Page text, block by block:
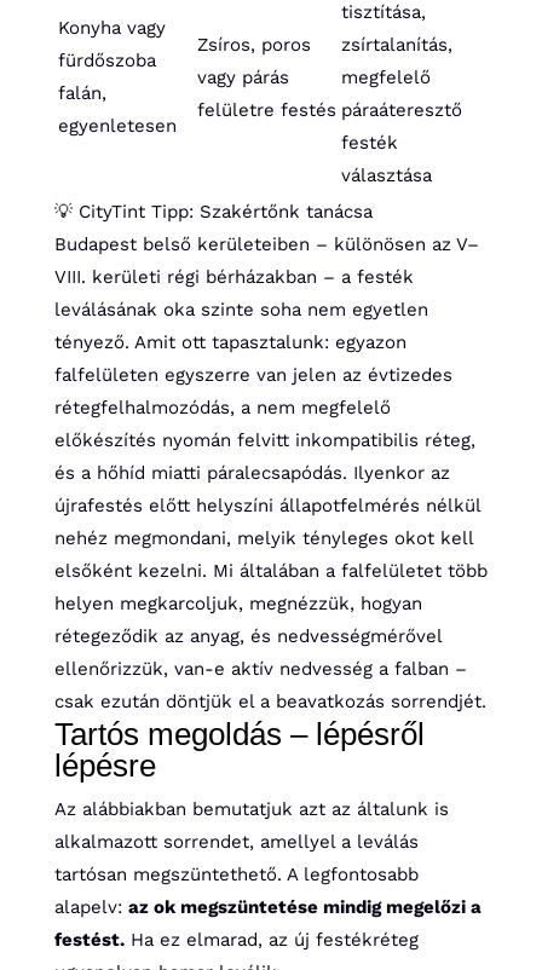
Konyha vagy
fürdőszoba
falán,
egyenletesen
Zsíros, poros
vagy párás
felületre festés
tisztítása,
zsírtalanítás,
megfelelő
páraáteresztő
festék
választása
💡 CityTint Tipp: Szakértőnk tanácsa
Budapest belső kerületeiben – különösen az V–
VIII. kerületi régi bérházakban – a festék
leválásának oka szinte soha nem egyetlen
tényező. Amit ott tapasztalunk: egyazon
falfelületen egyszerre van jelen az évtizedes
rétegfelhalmozódás, a nem megfelelő
előkészítés nyomán felvitt inkompatibilis réteg,
és a hőhíd miatti páralecsapódás. Ilyenkor az
újrafestés előtt helyszíni állapotfelmérés nélkül
nehéz megmondani, melyik tényleges okot kell
elsőként kezelni. Mi általában a falfelületet több
helyen megkarcoljuk, megnézzük, hogyan
rétegeződik az anyag, és nedvességmérővel
ellenőrizzük, van-e aktív nedvesség a falban –
csak ezután döntjük el a beavatkozás sorrendjét.
Tartós megoldás – lépésről
lépésre
Az alábbiakban bemutatjuk azt az általunk is
alkalmazott sorrendet, amellyel a leválás
tartósan megszüntethető. A legfontosabb
alapelv: az ok megszüntetése mindig megelőzi a
festést.Ha ez elmarad, az új festékréteg